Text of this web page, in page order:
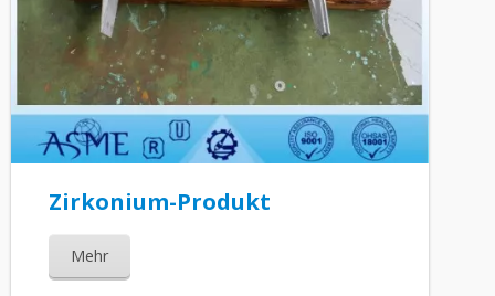
Zirkonium-Produkt
Mehr